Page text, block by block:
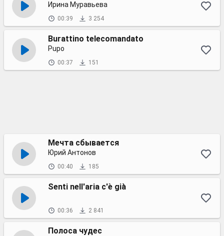
Ирина Муравьева
00:39 3 254
Burattino telecomandato
Pupo
00:37 151
Мечта сбывается
Юрий Антонов
00:40 185
Senti nell'aria c'è già
00:36 2 841
Полоса чудес